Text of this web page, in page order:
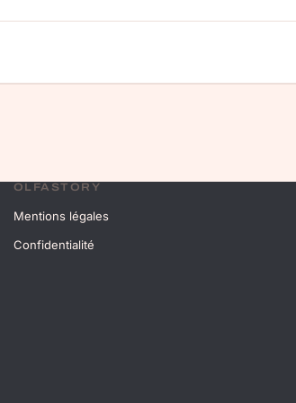
OLFASTORY
Mentions légales
Confidentialité